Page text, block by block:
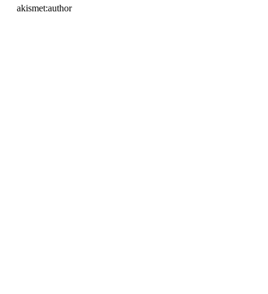
akismet:author